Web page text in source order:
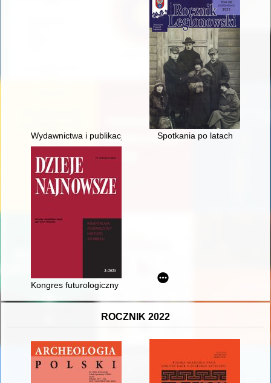
Wydawnictwa i publikacje Spotkania po latach
Kongres futurologiczny : Eurocon 1976 w Poznaniu
ROCZNIK 2022